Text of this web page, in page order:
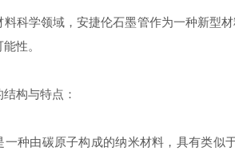
学领域，安捷伦石墨管作为一种新型材
性。
构与特点：
由碳原子构成的纳米材料，具有类似于